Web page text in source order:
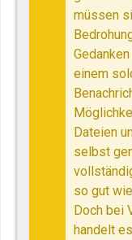
müssen
einem
Dateien
selbst
so gut
Doch bei
handelt